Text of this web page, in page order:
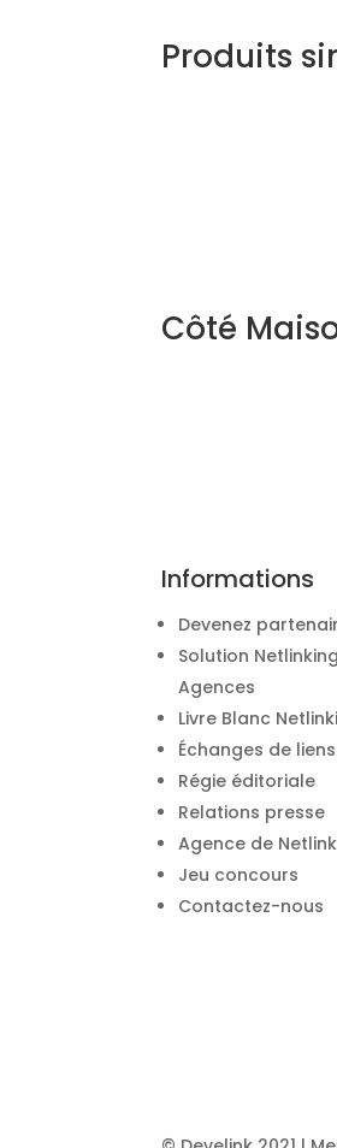
Produits
Côté
Informations
Devenez
Solution
Agences
Livre Blanc
Échanges de liens
Régie éditoriale
Relations presse
Agence de
Jeu concours
Contactez-nous